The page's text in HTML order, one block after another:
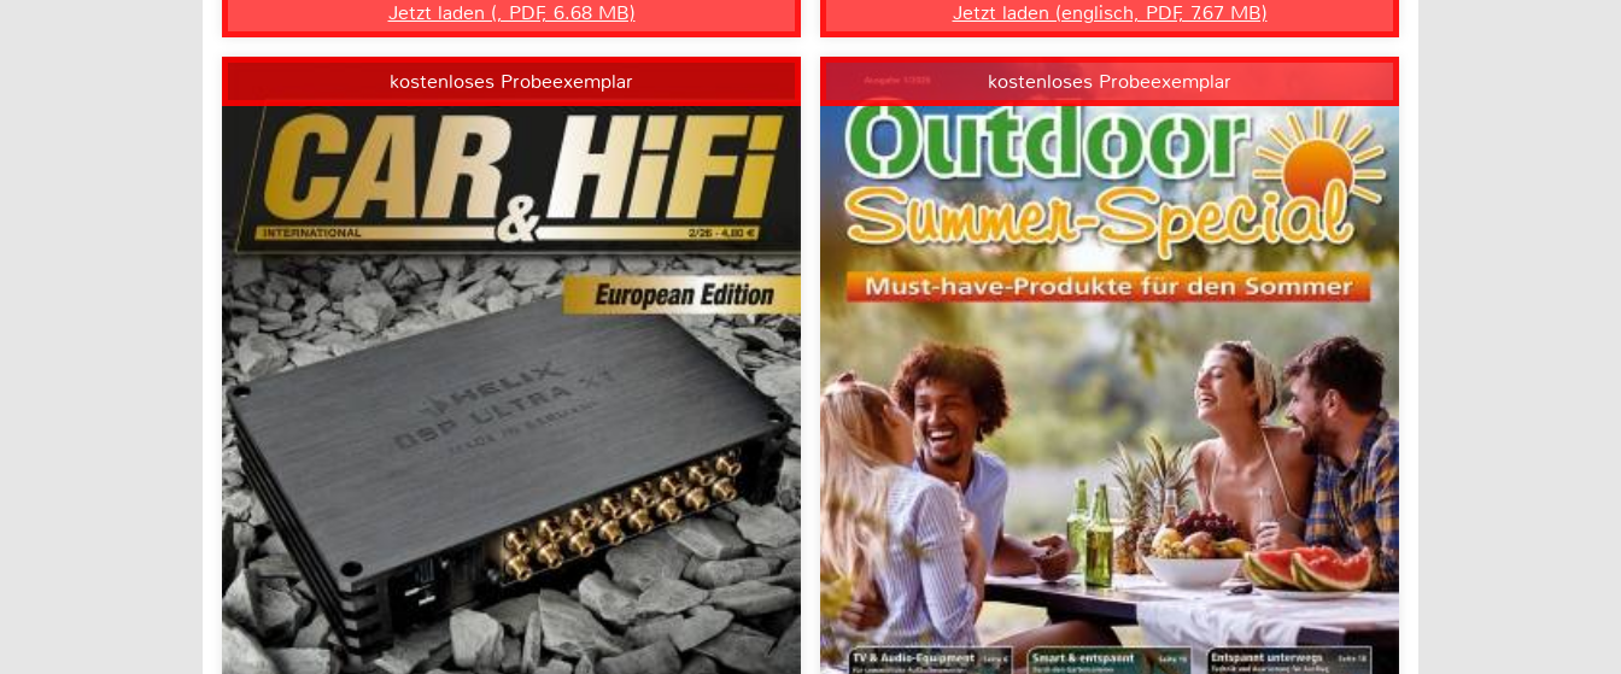
Jetzt laden (, PDF, 6.68 MB) Jetzt laden (englisch, PDF, 7.67 MB)
kostenloses Probeexemplar kostenloses Probeexemplar